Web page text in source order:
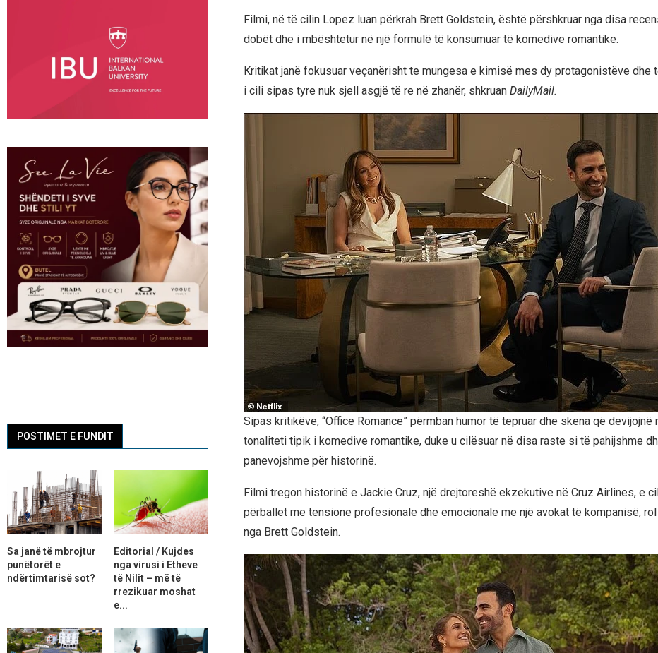
Filmi, në të cilin Lopez luan përkrah Brett Goldstein, është përshkruar nga disa
dobët dhe i mbështetur në një formulë të konsumuar të komedive romantike.
Kritikat janë fokusuar veçanërisht te mungesa e kimisë mes dy protagonistëve dhe
i cili sipas tyre nuk sjell asgjë të re në zhanër, shkruan DailyMail.
Sipas kritikëve, “Office Romance” përmban humor të tepruar dhe skena që devijojnë
tonaliteti tipik i komedive romantike, duke u cilësuar në disa raste si të pahijshme
panevojshme për historinë.
Filmi tregon historinë e Jackie Cruz, një drejtoreshë ekzekutive në Cruz Airlines, e
përballet me tensione profesionale dhe emocionale me një avokat të kompanisë, rol
nga Brett Goldstein.
POSTIMET E FUNDIT
Sa janë të mbrojtur
punëtorët e
ndërtimtarisë sot?
Editorial / Kujdes
nga virusi i Etheve
të Nilit – më të
rrezikuar moshat
e...